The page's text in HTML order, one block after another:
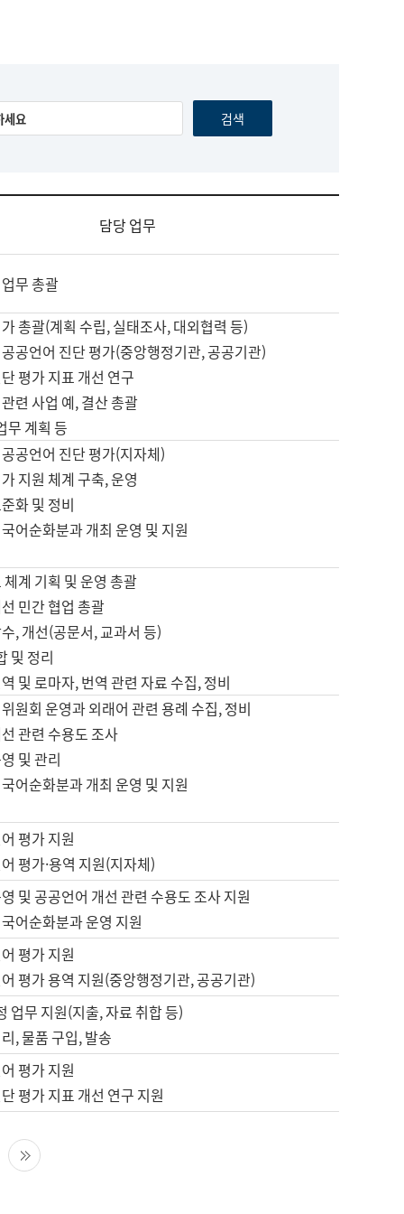
담당 업무
무 총괄
총괄(계획 수립, 실태조사, 대외협력 등)
공언어 진단 평가(중앙행정기관, 공공기관)
평가 지표 개선 연구
련 사업 예, 결산 총괄
무 계획 등
공언어 진단 평가(지자체)
지원 체계 구축, 운영
화 및 정비
어순화분과 개최 운영 및 지원
계 기획 및 운영 총괄
민간 협업 총괄
, 개선(공문서, 교과서 등)
및 정리
및 로마자, 번역 관련 자료 수집, 정비
원회 운영과 외래어 관련 용례 수집, 정비
관련 수용도 조사
및 관리
어순화분과 개최 운영 및 지원
평가 지원
평가·용역 지원(지자체)
및 공공언어 개선 관련 수용도 조사 지원
어순화분과 운영 지원
평가 지원
평가 용역 지원(중앙행정기관, 공공기관)
업무 지원(지출, 자료 취합 등)
, 물품 구입, 발송
평가 지원
평가 지표 개선 연구 지원
음 페이지마지막 페이지